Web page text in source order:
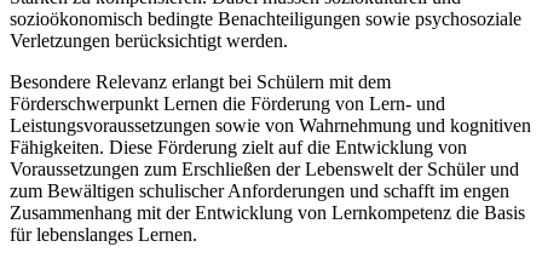
sozioökonomisch bedingte Benachteiligungen sowie psychosoziale
Verletzungen berücksichtigt werden.
Besondere Relevanz erlangt bei Schülern mit dem
Förderschwerpunkt Lernen die Förderung von Lern- und
Leistungsvoraussetzungen sowie von Wahrnehmung und kognitiven
Fähigkeiten. Diese Förderung zielt auf die Entwicklung von
Voraussetzungen zum Erschließen der Lebenswelt der Schüler und
zum Bewältigen schulischer Anforderungen und schafft im engen
Zusammenhang mit der Entwicklung von Lernkompetenz die Basis
für lebenslanges Lernen.